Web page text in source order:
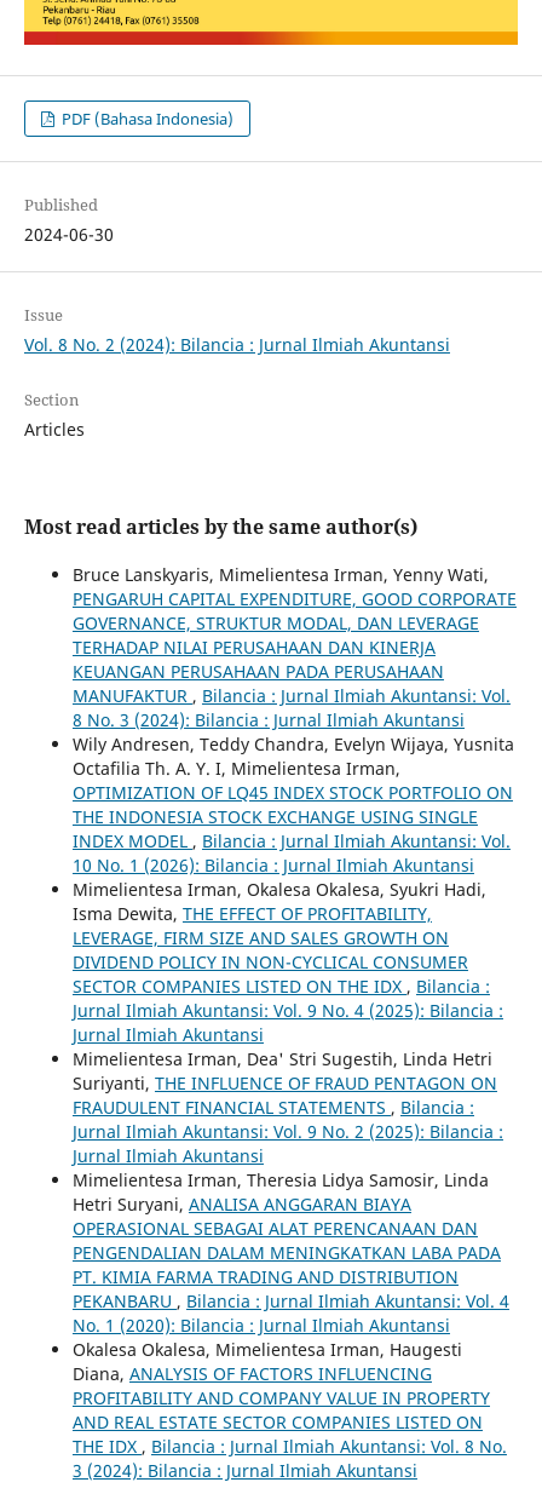
PDF (Bahasa Indonesia)
Published
2024-06-30
Issue
Vol. 8 No. 2 (2024): Bilancia : Jurnal Ilmiah Akuntansi
Section
Articles
Most read articles by the same author(s)
Bruce Lanskyaris, Mimelientesa Irman, Yenny Wati,
PENGARUH CAPITAL EXPENDITURE, GOOD CORPORATE
GOVERNANCE, STRUKTUR MODAL, DAN LEVERAGE
TERHADAP NILAI PERUSAHAAN DAN KINERJA
KEUANGAN PERUSAHAAN PADA PERUSAHAAN
MANUFAKTUR , Bilancia : Jurnal Ilmiah Akuntansi: Vol.
8 No. 3 (2024): Bilancia : Jurnal Ilmiah Akuntansi
Wily Andresen, Teddy Chandra, Evelyn Wijaya, Yusnita
Octafilia Th. A. Y. I, Mimelientesa Irman,
OPTIMIZATION OF LQ45 INDEX STOCK PORTFOLIO ON
THE INDONESIA STOCK EXCHANGE USING SINGLE
INDEX MODEL , Bilancia : Jurnal Ilmiah Akuntansi: Vol.
10 No. 1 (2026): Bilancia : Jurnal Ilmiah Akuntansi
Mimelientesa Irman, Okalesa Okalesa, Syukri Hadi,
Isma Dewita, THE EFFECT OF PROFITABILITY,
LEVERAGE, FIRM SIZE AND SALES GROWTH ON
DIVIDEND POLICY IN NON-CYCLICAL CONSUMER
SECTOR COMPANIES LISTED ON THE IDX , Bilancia :
Jurnal Ilmiah Akuntansi: Vol. 9 No. 4 (2025): Bilancia :
Jurnal Ilmiah Akuntansi
Mimelientesa Irman, Dea' Stri Sugestih, Linda Hetri
Suriyanti, THE INFLUENCE OF FRAUD PENTAGON ON
FRAUDULENT FINANCIAL STATEMENTS , Bilancia :
Jurnal Ilmiah Akuntansi: Vol. 9 No. 2 (2025): Bilancia :
Jurnal Ilmiah Akuntansi
Mimelientesa Irman, Theresia Lidya Samosir, Linda
Hetri Suryani, ANALISA ANGGARAN BIAYA
OPERASIONAL SEBAGAI ALAT PERENCANAAN DAN
PENGENDALIAN DALAM MENINGKATKAN LABA PADA
PT. KIMIA FARMA TRADING AND DISTRIBUTION
PEKANBARU , Bilancia : Jurnal Ilmiah Akuntansi: Vol. 4
No. 1 (2020): Bilancia : Jurnal Ilmiah Akuntansi
Okalesa Okalesa, Mimelientesa Irman, Haugesti
Diana, ANALYSIS OF FACTORS INFLUENCING
PROFITABILITY AND COMPANY VALUE IN PROPERTY
AND REAL ESTATE SECTOR COMPANIES LISTED ON
THE IDX , Bilancia : Jurnal Ilmiah Akuntansi: Vol. 8 No.
3 (2024): Bilancia : Jurnal Ilmiah Akuntansi